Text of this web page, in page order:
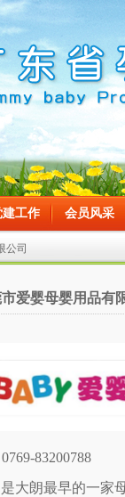
建工作 会员风采
公司
爱婴母婴用品有
0769-83200788
大朗最早的一家